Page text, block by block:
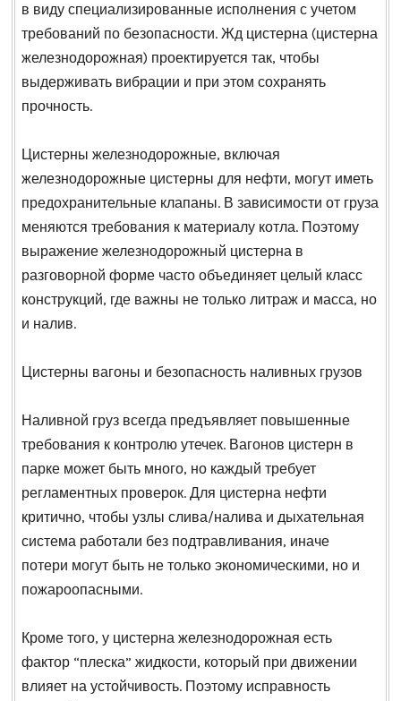
в виду специализированные исполнения с учетом
требований по безопасности. Жд цистерна (цистерна
железнодорожная) проектируется так, чтобы
выдерживать вибрации и при этом сохранять
прочность.
Цистерны железнодорожные, включая
железнодорожные цистерны для нефти, могут иметь
предохранительные клапаны. В зависимости от груза
меняются требования к материалу котла. Поэтому
выражение железнодорожный цистерна в
разговорной форме часто объединяет целый класс
конструкций, где важны не только литраж и масса, но
и налив.
Цистерны вагоны и безопасность наливных грузов
Наливной груз всегда предъявляет повышенные
требования к контролю утечек. Вагонов цистерн в
парке может быть много, но каждый требует
регламентных проверок. Для цистерна нефти
критично, чтобы узлы слива/налива и дыхательная
система работали без подтравливания, иначе
потери могут быть не только экономическими, но и
пожароопасными.
Кроме того, у цистерна железнодорожная есть
фактор “плеска” жидкости, который при движении
влияет на устойчивость. Поэтому исправность